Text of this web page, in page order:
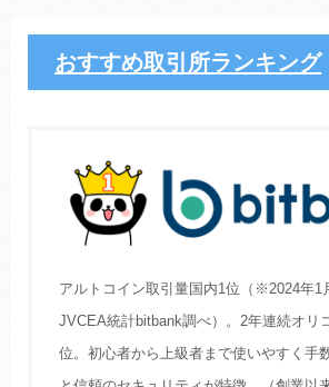
おすすめ取引所ランキング
アルトコイン取引量国内1位（※2024年1
JVCEA統計bitbank調べ）。2年連続オリ
位。初心者から上級者まで使いやすく手